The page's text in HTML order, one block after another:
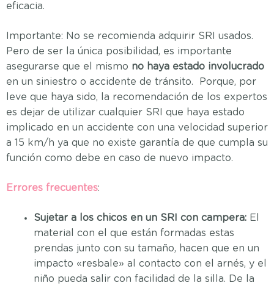
eficacia.
Importante: No se recomienda adquirir SRI usados.
Pero de ser la única posibilidad, es importante
asegurarse que el mismo no haya estado involucrado
en un siniestro o accidente de tránsito. Porque, por
leve que haya sido, la recomendación de los expertos
es dejar de utilizar cualquier SRI que haya estado
implicado en un accidente con una velocidad superior
a 15 km/h ya que no existe garantía de que cumpla su
función como debe en caso de nuevo impacto.
Errores frecuentes:
Sujetar a los chicos en un SRI con campera: El
material con el que están formadas estas
prendas junto con su tamaño, hacen que en un
impacto «resbale» al contacto con el arnés, y el
niño pueda salir con facilidad de la silla. De la